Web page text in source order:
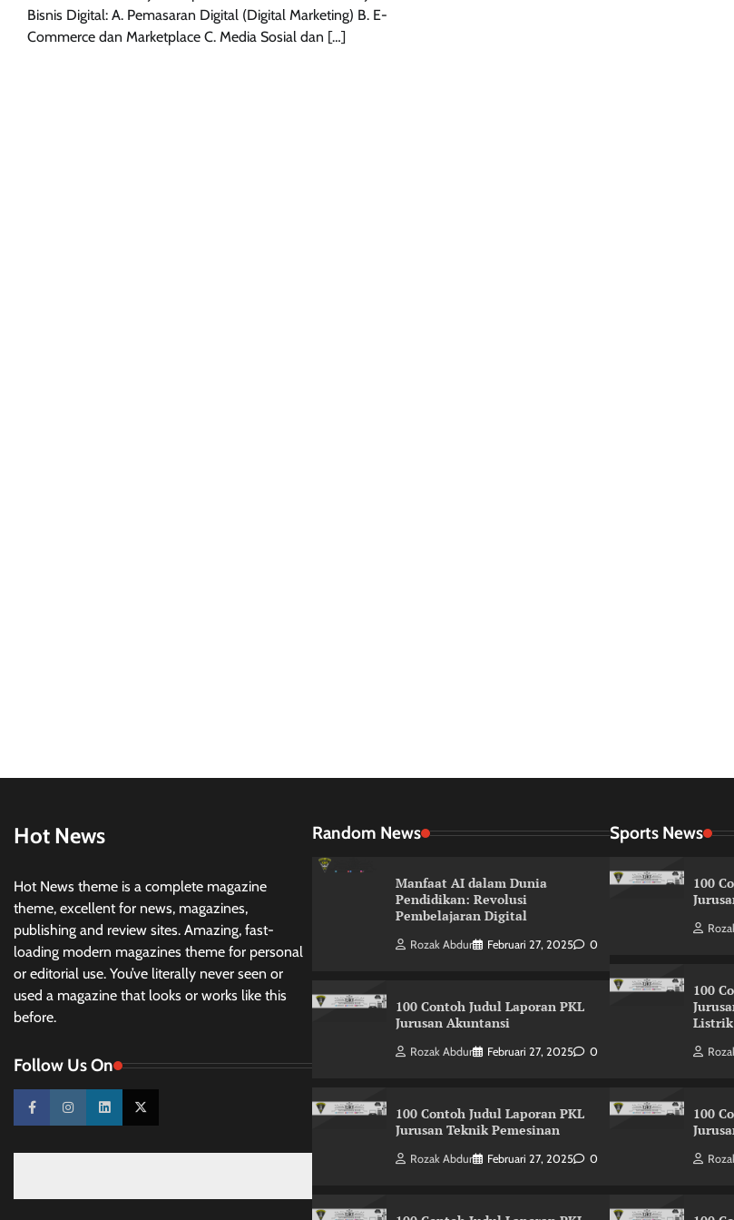
Bisnis Digital: A. Pemasaran Digital (Digital Marketing) B. E-
Commerce dan Marketplace C. Media Sosial dan […]
Hot News
Hot News theme is a complete magazine
theme, excellent for news, magazines,
publishing and review sites. Amazing, fast-
loading modern magazines theme for personal
or editorial use. You’ve literally never seen or
used a magazine that looks or works like this
before.
Follow Us On
Random News
Manfaat AI dalam Dunia
Pendidikan: Revolusi
Pembelajaran Digital
Rozak Abdur Februari 27, 2025 0
100 Contoh Judul Laporan PKL
Jurusan Akuntansi
Rozak Abdur Februari 27, 2025 0
100 Contoh Judul Laporan PKL
Jurusan Teknik Pemesinan
Rozak Abdur Februari 27, 2025 0
Sports News
100
100
Listrik
100